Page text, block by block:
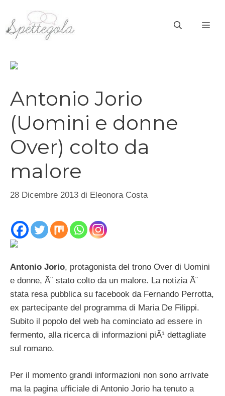
contenuto
Antonio Jorio
(Uomini e donne
Over) colto da
malore
28 Dicembre 2013 di Eleonora Costa
Antonio Jorio, protagonista del trono Over di Uomini
e donne, Ã¨ stato colto da un malore. La notizia Ã¨
stata resa pubblica su facebook da Fernando Perrotta,
ex partecipante del programma di Maria De Filippi.
Subito il popolo del web ha cominciato ad essere in
fermento, alla ricerca di informazioni piÃ¹ dettagliate
sul romano.
Per il momento grandi informazioni non sono arrivate
ma la pagina ufficiale di Antonio Jorio ha tenuto a